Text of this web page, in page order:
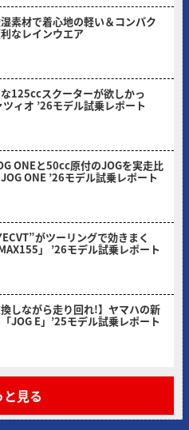
素材で着心地の軽い＆コンパク
なレインウエア
な125ccスクーターが欲しかっ
ィオ ’26モデル試乗レポート
ONEと50cc原付のJOGを実走比
ONE ’26モデル試乗レポート
がツーリングで効きまく
」 ’26モデル試乗レポート
換しながら走り回れ!】ヤマハの新
JOG E」’25モデル試乗レポート
と見る